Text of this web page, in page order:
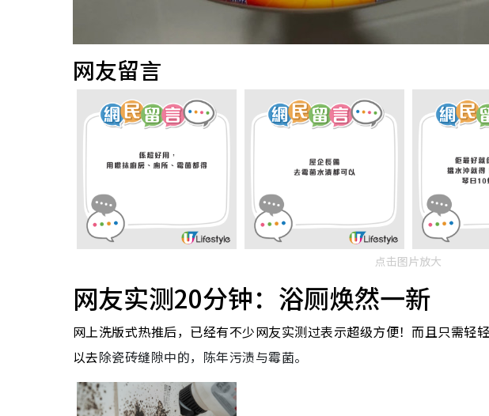
网友留言
点击图片放大
网友实测20分钟：浴厕焕然一新
网上洗版式热推后，已经有不少网友实测过表示超级方便！而且只需轻
以去除瓷砖缝隙中的，陈年污渍与霉菌。